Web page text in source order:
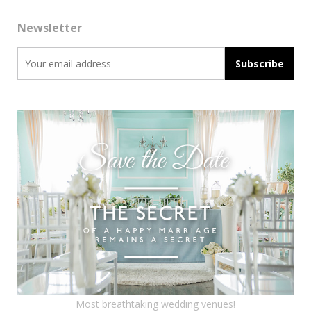
Newsletter
Most breathtaking wedding venues!